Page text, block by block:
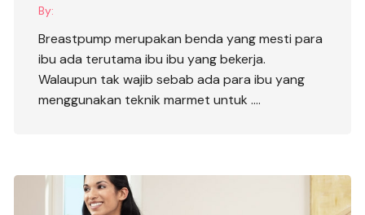
By:
Breastpump merupakan benda yang mesti para
ibu ada terutama ibu ibu yang bekerja.
Walaupun tak wajib sebab ada para ibu yang
menggunakan teknik marmet untuk ….